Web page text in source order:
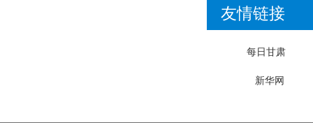
友情链接
每日甘肃
新华网